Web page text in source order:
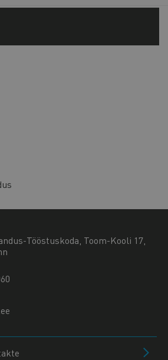
Tööstuskoda, Toom-Kooli 17,